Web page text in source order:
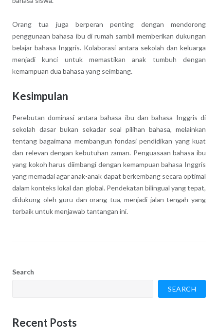
Orang tua juga berperan penting dengan mendorong
penggunaan bahasa ibu di rumah sambil memberikan dukungan
belajar bahasa Inggris. Kolaborasi antara sekolah dan keluarga
menjadi kunci untuk memastikan anak tumbuh dengan
kemampuan dua bahasa yang seimbang.
Kesimpulan
Perebutan dominasi antara bahasa ibu dan bahasa Inggris di
sekolah dasar bukan sekadar soal pilihan bahasa, melainkan
tentang bagaimana membangun fondasi pendidikan yang kuat
dan relevan dengan kebutuhan zaman. Penguasaan bahasa ibu
yang kokoh harus diimbangi dengan kemampuan bahasa Inggris
yang memadai agar anak-anak dapat berkembang secara optimal
dalam konteks lokal dan global. Pendekatan bilingual yang tepat,
didukung oleh guru dan orang tua, menjadi jalan tengah yang
terbaik untuk menjawab tantangan ini.
Search
SEARCH
Recent Posts